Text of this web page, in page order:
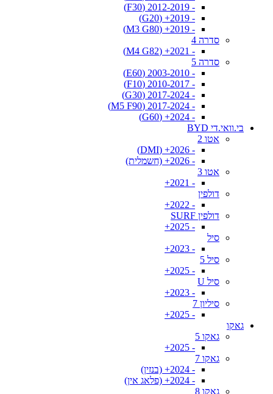
- 2012-2019 (F30)
- 2019+ (G20)
- 2019+ (M3 G80)
סדרה 4
- 2021+ (M4 G82)
סדרה 5
- 2003-2010 (E60)
- 2010-2017 (F10)
- 2017-2024 (G30)
- 2017-2024 (M5 F90)
- 2024+ (G60)
בי.וואי.די BYD
אטו 2
- 2026+ (DMI)
- 2026+ (חשמלית)
אטו 3
- 2021+
דולפין
- 2022+
דולפין SURF
- 2025+
סיל
- 2023+
סיל 5
- 2025+
סיל U
- 2023+
סיליון 7
- 2025+
גאקו
גאקו 5
- 2025+
גאקו 7
- 2024+ (בנזין)
- 2024+ (פלאג אין)
גאקו 8